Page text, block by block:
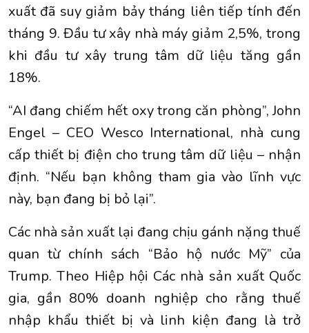
xuất đã suy giảm bảy tháng liên tiếp tính đến
tháng 9. Đầu tư xây nhà máy giảm 2,5%, trong
khi đầu tư xây trung tâm dữ liệu tăng gần
18%.
“AI đang chiếm hết oxy trong căn phòng”, John
Engel – CEO Wesco International, nhà cung
cấp thiết bị điện cho trung tâm dữ liệu – nhận
định. “Nếu bạn không tham gia vào lĩnh vực
này, bạn đang bị bỏ lại”.
Các nhà sản xuất lại đang chịu gánh nặng thuế
quan từ chính sách “Bảo hộ nước Mỹ” của
Trump. Theo Hiệp hội Các nhà sản xuất Quốc
gia, gần 80% doanh nghiệp cho rằng thuế
nhập khẩu thiết bị và linh kiện đang là trở